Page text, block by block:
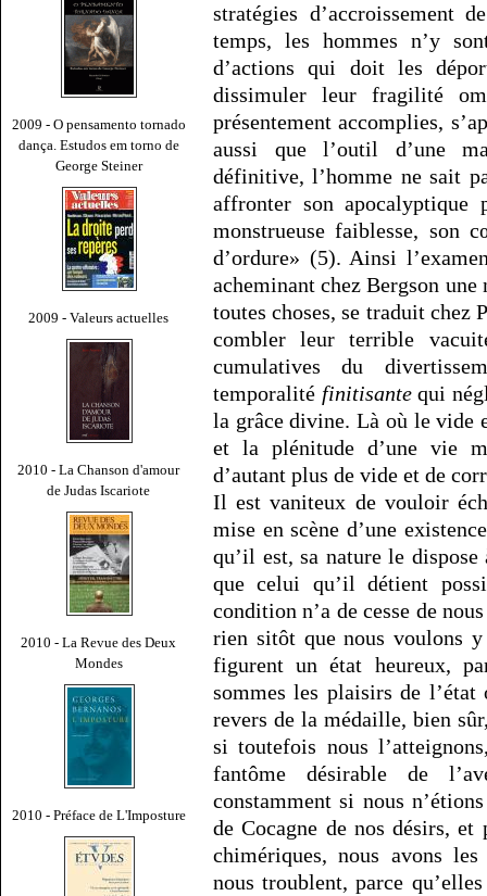
2009 - O pensamento tornado
dança. Estudos em torno de
George Steiner
2009 - Valeurs actuelles
2010 - La Chanson d'amour
de Judas Iscariote
2010 - La Revue des Deux
Mondes
2010 - Préface de L'Imposture
stratégies d’accroissement
temps, les hommes n’y
d’actions qui doit les
dissimuler leur fragilité
présentement accomplies,
aussi que l’outil d’une
définitive, l’homme ne sait
affronter son apocalyptique
monstrueuse faiblesse, son
d’ordure» (5). Ainsi
acheminant chez Bergson
toutes choses, se traduit chez
combler leur terrible
cumulatives du
temporalité finitisantequi
la grâce divine. Là où le vide
et la plénitude d’une vie
d’autant plus de vide et de
Il est vaniteux de vouloir
mise en scène d’une
qu’il est, sa nature le
que celui qu’il détient
condition n’a de cesse de
rien sitôt que nous voulons y
figurent un état heureux,
sommes les plaisirs de
revers de la médaille, bien
si toutefois nous
fantôme désirable de
constamment si nous
de Cocagne de nos désirs,
chimériques, nous avons
nous troublent, parce